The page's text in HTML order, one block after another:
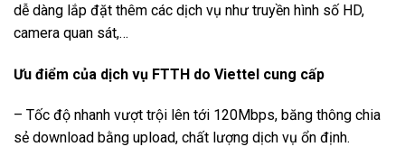
dễ dàng lắp đặt thêm các dịch vụ như truyền hình số HD,
camera quan sát,…
Ưu điểm của dịch vụ FTTH do Viettel cung cấp
– Tốc độ nhanh vượt trội lên tới 120Mbps, băng thông chia
sẻ download bằng upload, chất lượng dịch vụ ổn định.